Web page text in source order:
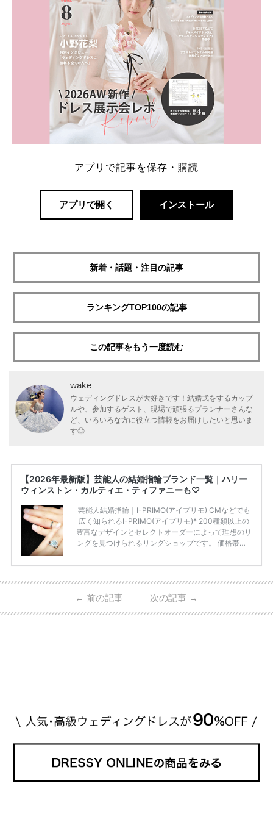
アプリで記事を保存・購読
アプリで開く インストール
新着・話題・注目の記事
ランキングTOP100の記事
この記事をもう一度読む
wake
ウェディングドレスが大好きです！結婚式をするカップ
ルや、参加するゲスト、現場で頑張るプランナーさんな
ど、いろいろな方に役立つ情報をお届けしたいと思いま
す◎
【2026年最新版】芸能人の結婚指輪ブランド一覧｜ハリー
ウィンストン・カルティエ・ティファニーも♡
芸能人結婚指輪｜I-PRIMO(アイプリモ) CMなどでも
広く知られるI-PRIMO(アイプリモ)* 200種類以上の
豊富なデザインとセレクトオーダーによって理想のリ
ングを見つけられるリングショップです。 価格帯は2
入が可能♩ コスパ的にも20代の若い夫婦に人気のよ
ビ 系 にて10月5日22時～スタートする水曜ドラマ『
#ファーストペンギン! 』で山藤 そよ役を演じます💁🏻‍♀️
← 前の記事 次の記事 →